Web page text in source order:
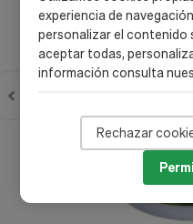
experiencia de
personalizar el contenido
aceptar todas,
información consulta
Rechazar